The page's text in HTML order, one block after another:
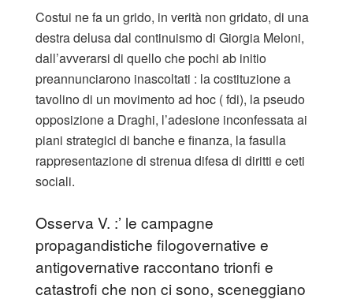
Costui ne fa un grido, in verità non gridato, di una
destra delusa dal continuismo di Giorgia Meloni,
dall’avverarsi di quello che pochi ab initio
preannunciarono inascoltati : la costituzione a
tavolino di un movimento ad hoc ( fdi), la pseudo
opposizione a Draghi, l’adesione inconfessata ai
piani strategici di banche e finanza, la fasulla
rappresentazione di strenua difesa di diritti e ceti
sociali.
Osserva V. :’ le campagne
propagandistiche filogovernative e
antigovernative raccontano trionfi e
catastrofi che non ci sono, sceneggiano